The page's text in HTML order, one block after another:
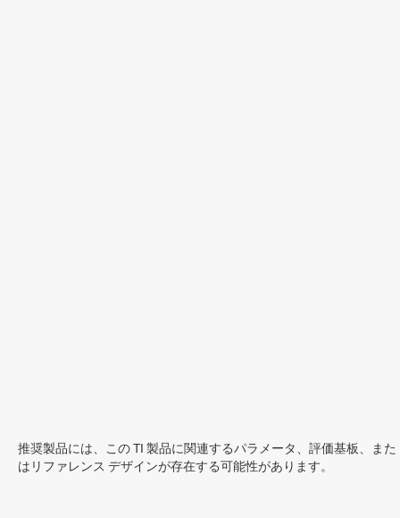
推奨製品には、この TI 製品に関連するパラメータ、評価基板、また
はリファレンス デザインが存在する可能性があります。